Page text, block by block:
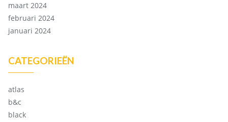
maart 2024
februari 2024
januari 2024
CATEGORIEËN
atlas
b&c
black